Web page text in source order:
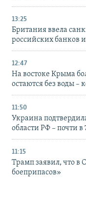
13:25
Британия ввела
российских банков
12:47
На востоке Крыма
остаются без воды
11:50
Украина
области РФ – почти
11:15
Трамп заявил, что в
боеприпасов»